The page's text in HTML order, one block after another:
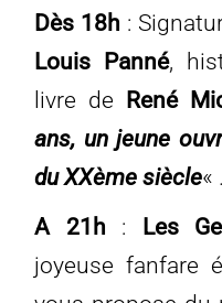
Dès 18h :
Louis Panné,
livre de René
ans, un jeune
du XXème siècle« .
A 21h : Les
joyeuse fanfare